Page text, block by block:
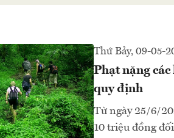
Thứ Bảy, 09-05-
Phạt nặng
quy định
Từ ngày 25/6/
10 triệu đồng